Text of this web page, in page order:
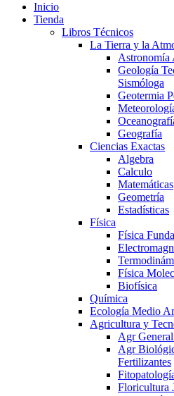
Inicio
Tienda
Libros Técnicos
La Tierra y la
Astronomía
Geología
Sismóloga
Geotermia
Geografía
Ciencias Exactas
Algebra
Calculo
Matemáticas
Geometría
Estadísticas
Física
Física
Física
Biofísica
Química
Ecología Medio
Agricultura y
Agr
Agr
Fertilizantes
Floricultura